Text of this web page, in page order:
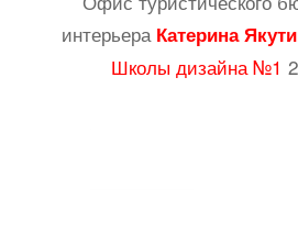
интерьера Катерина
Школы дизайна №1